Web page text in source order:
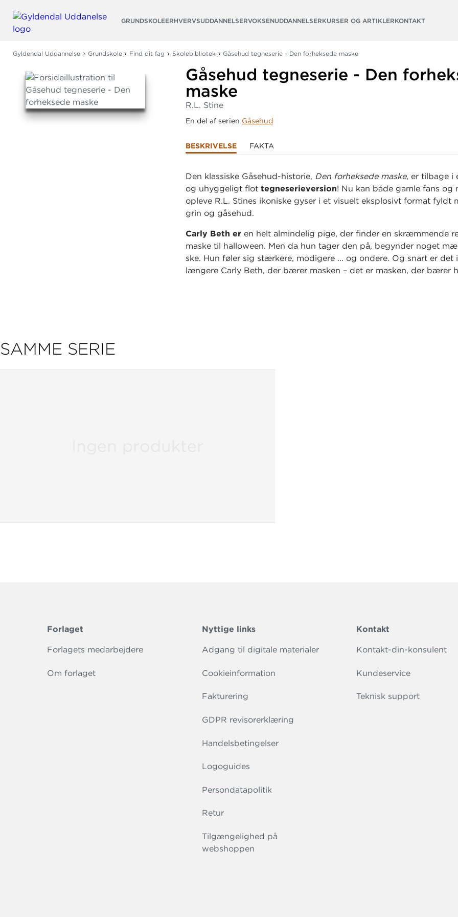
GRUNDSKOLEERHVERVSUDDANNELSERVOKSENUDDANNELSERKURSER OG ARTIKLERKONTAKT
Gyldendal Uddannelse Grundskole Find dit fag Skolebibliotek Gåsehud tegneserie - Den forheksede maske
Gåsehud tegneserie - Den
maske
R.L. Stine
En del af serien Gåsehud
BESKRIVELSE FAKTA
Den klassiske Gåsehud-historie, Den forheksede maske, er tilbage i
og uhyggeligt flottegneserieversion! Nu kan både gamle fans og
opleve R.L. Stines ikoniske gyser i et visuelt eksplosivt format fyldt
grin og gåsehud.
Carly Beth er en helt almindelig pige, der finder en skræmmende
maske til halloween. Men da hun tager den på, begynder noget
ske. Hun føler sig stærkere, modigere ... og ondere. Og snart er det
længere Carly Beth, der bærer masken – det er masken, der bærer
SAMME SERIE
Forlaget
Forlagets medarbejdere
Om forlaget
Nyttige links
Adgang til digitale materialer
Cookieinformation
Fakturering
GDPR revisorerklæring
Handelsbetingelser
Logoguides
Persondatapolitik
Retur
Tilgængelighed på
webshoppen
Kontakt
Kontakt-din-konsulent
Kundeservice
Teknisk support